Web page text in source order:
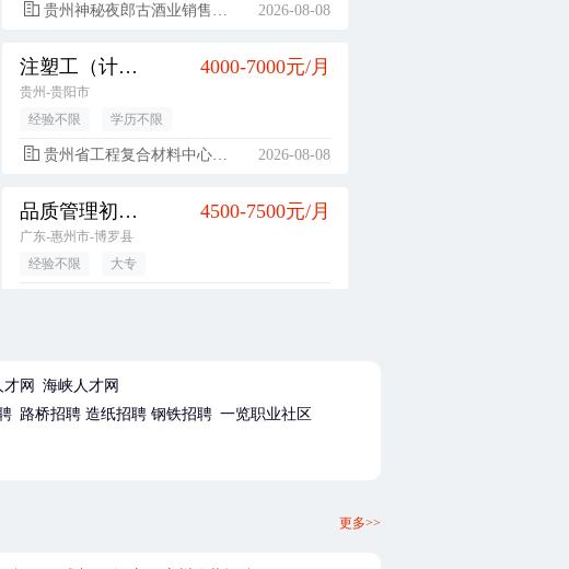
贵州神秘夜郎古酒业销售有限公司 2026-08-08
注塑工（计件） 4000-7000元/月
贵州-贵阳市
经验不限
学历不限
贵州省工程复合材料中心有限公司 2026-08-08
品质管理初级储备干部（品质管理相关工作，大专实习生，经验不限，广东-惠州市） 4500-7500元/月
广东-惠州市-博罗县
经验不限
大专
贵州
经验不限
本科
网
海峡人才网
路桥招聘 造纸招聘 钢铁招聘 一览职业社区
更多>>